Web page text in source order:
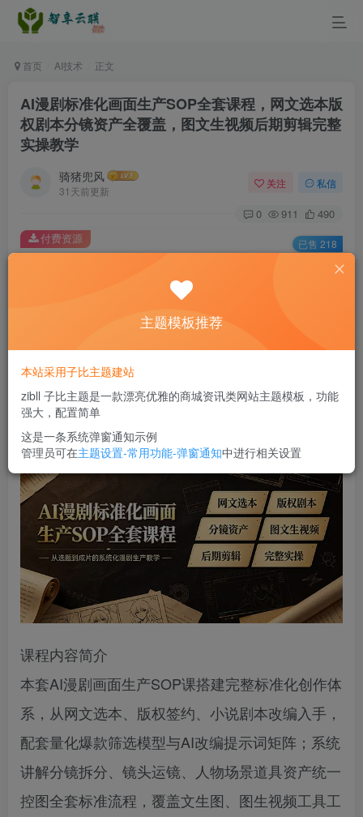
首页 AI技术 正文
AI漫剧标准化画面生产SOP全套课程，网文选本版
权剧本分镜资产全覆盖，图文生视频后期剪辑完整
实操教学
骑猪兜风
31天前更新
关注 私信
0 911 490
此内容为付费资源，请付费后查看
￥9.9
您当前未登录！建议登陆后购买，可保存购买订单
付费资源 已售 218
课程内容简介
本套AI漫剧画面生产SOP课搭建完整标准化创作体
系，从网文选本、版权签约、小说剧本改编入手，
配套量化爆款筛选模型与AI改编提示词矩阵；系统
讲解分镜拆分、镜头运镜、人物场景道具资产统一
控图全套标准流程，覆盖文生图、图生视频工具工
主题模板推荐
本站采用子比主题建站
zibll 子比主题是一款漂亮优雅的商城资讯类网站主题模板，功能
强大，配置简单
这是一条系统弹窗通知示例
管理员可在主题设置-常用功能-弹窗通知中进行相关设置